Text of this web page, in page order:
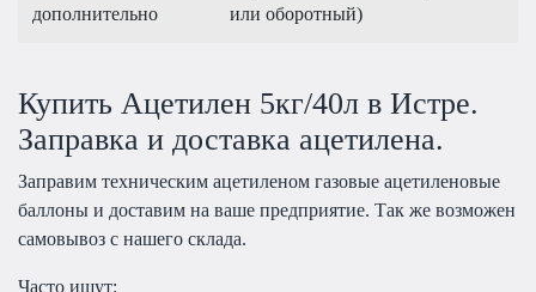
дополнительно
или оборотный)
Купить Ацетилен 5кг/40л в Истре.
Заправка и доставка ацетилена.
Заправим техническим ацетиленом газовые ацетиленовые
баллоны и доставим на ваше предприятие. Так же возможен
самовывоз с нашего склада.
Часто ищут: